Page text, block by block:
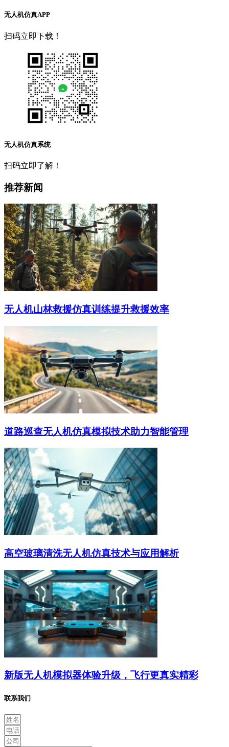
无人机仿真APP
扫码立即下载！
无人机仿真系统
扫码立即了解！
推荐新闻
无人机山林救援仿真训练提升救援效率
道路巡查无人机仿真模拟技术助力智能管理
高空玻璃清洗无人机仿真技术与应用解析
新版无人机模拟器体验升级，飞行更真实精彩
联系我们